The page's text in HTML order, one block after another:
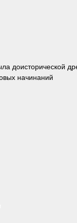
доисторической
начинаний